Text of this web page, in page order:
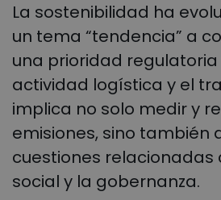
La sostenibilidad ha
un tema “tendencia” a
una prioridad regulatoria
actividad logística y el
implica no solo medir y
emisiones, sino también
cuestiones relacionadas
social y la gobernanza.